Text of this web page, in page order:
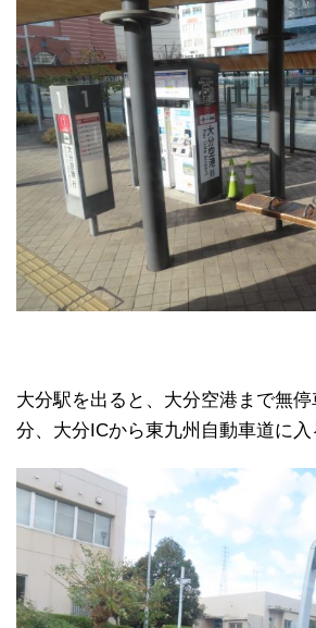
大分駅を出ると、大分空港まで無
分、大分ICから東九州自動車道に入